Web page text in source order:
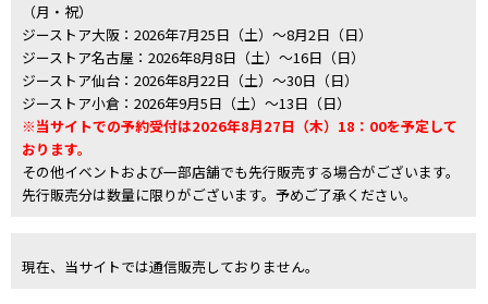
（月・祝）
ジーストア大阪：2026年7月25日（土）～8月2日（日）
ジーストア名古屋：2026年8月8日（土）～16日（日）
ジーストア仙台：2026年8月22日（土）～30日（日）
ジーストア小倉：2026年9月5日（土）～13日（日）
※当サイトでの予約受付は2026年8月27日（木）18：00を予定して
おります。
その他イベントおよび一部店舗でも先行販売する場合がございます。
先行販売分は数量に限りがございます。予めご了承ください。
現在、当サイトでは通信販売しておりません。